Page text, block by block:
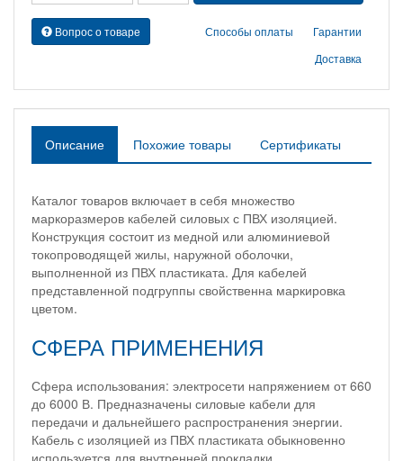
Вопрос о товаре Гарантии
Способы оплаты
Доставка
Описание Похожие товары Сертификаты
Каталог товаров включает в себя множество
маркоразмеров кабелей силовых с ПВХ изоляцией.
Конструкция состоит из медной или алюминиевой
токопроводящей жилы, наружной оболочки,
выполненной из ПВХ пластиката. Для кабелей
представленной подгруппы свойственна маркировка
цветом.
СФЕРА ПРИМЕНЕНИЯ
Сфера использования: электросети напряжением от 660
до 6000 В. Предназначены силовые кабели для
передачи и дальнейшего распространения энергии.
Кабель с изоляцией из ПВХ пластиката обыкновенно
используется для внутренней прокладки.